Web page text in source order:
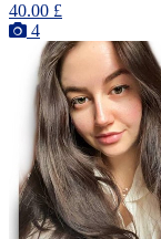
40.00 £
4